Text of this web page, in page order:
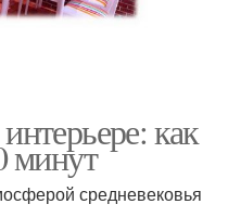
как
минут
средневековья